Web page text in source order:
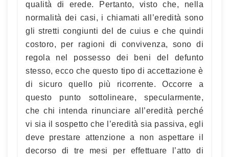
qualità di erede. Pertanto, visto che, nella
normalità dei casi, i chiamati all’eredità sono
gli stretti congiunti del de cuius e che quindi
costoro, per ragioni di convivenza, sono di
regola nel possesso dei beni del defunto
stesso, ecco che questo tipo di accettazione è
di sicuro quello più ricorrente. Occorre a
questo punto sottolineare, specularmente,
che chi intenda rinunciare all’eredità perché
vi sia il sospetto che l’eredità sia passiva, egli
deve prestare attenzione a non aspettare il
decorso di tre mesi per effettuare l’atto di